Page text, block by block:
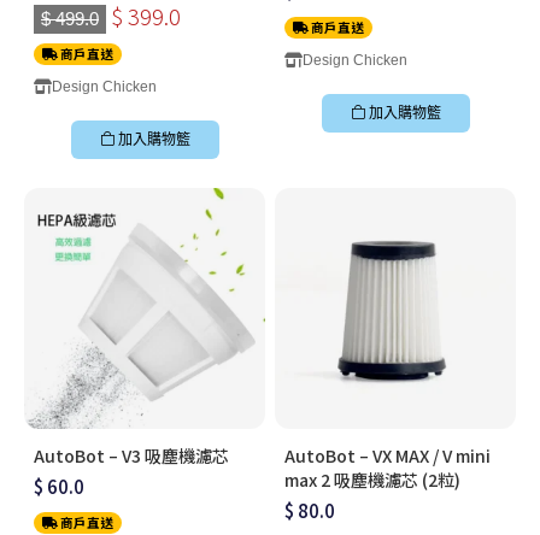
Vacuum Cleaner (附送兩個
濾芯)
$ 499.0 $ 399.0
商戶直送
Design Chicken
加入購物籃
商戶直送
Design Chicken
加入購物籃
AutoBot – V3 吸塵機濾芯
$ 60.0
商戶直送
AutoBot – VX MAX / V mini
max 2 吸塵機濾芯 (2粒)
$ 80.0